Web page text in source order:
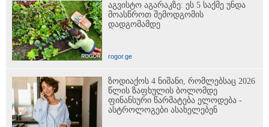
აგვისტო აგარაკზე: ეს 5 საქმე უნდა
მოასწროთ შემოდგომის
დადგომამდე
rogor.ge
ზოდიაქოს 4 ნიშანი, რომლებსაც 2026
წლის ზაფხულის ბოლომდე
ფინანსური წარმატება ელოდება -
ასტროლოგები ასახელებენ